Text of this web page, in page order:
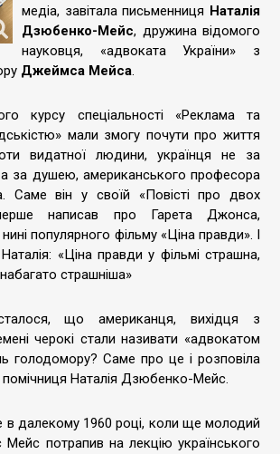
медіа, завітала письменниця Наталія
Дзюбенко-Мейс, дружина відомого
науковця, «адвоката України» з
Джеймса Мейса.
курсу спеціальності «Реклама та
мали змогу почути про життя
видатної людини, українця не за
за душею, американського професора
Саме він у своїй «Повісті про двох
написав про Гарета Джонса,
популярного фільму «Ціна правди». І
«Ціна правди у фільмі страшна,
страшніша»
що американця, вихідця з
черокі стали називати «адвокатом
голодомору? Саме про це і розповіла
Наталія Дзюбенко-Мейс.
в далекому 1960 році, коли ще молодий
потрапив на лекцію українського